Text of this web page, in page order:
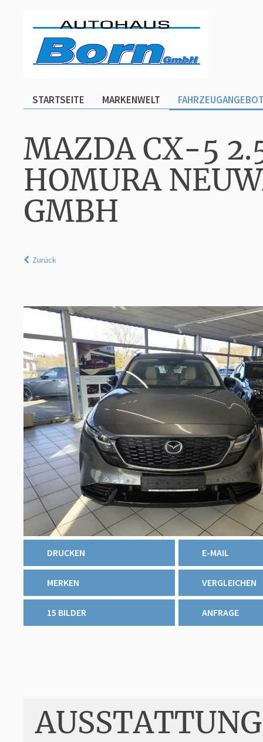
STARTSEITE MARKENWELT
MAZDA CX-5
HOMURA
GMBH
Zurück
DRUCKEN E-MAIL
MERKEN VERGLEICHEN
15 BILDER ANFRAGE
AUSSTATTUNG